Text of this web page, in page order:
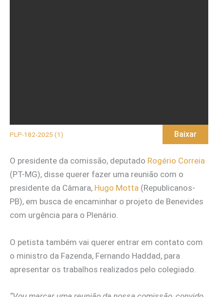
PLP-182-2025 (1) Baixar
O presidente da comissão, deputado Rogério Correia
(PT-MG), disse querer fazer uma reunião com o
presidente da Câmara, Hugo Motta (Republicanos-
PB), em busca de encaminhar o projeto de Benevides
com urgência para o Plenário.
O petista também vai querer entrar em contato com
o ministro da Fazenda, Fernando Haddad, para
apresentar os trabalhos realizados pelo colegiado.